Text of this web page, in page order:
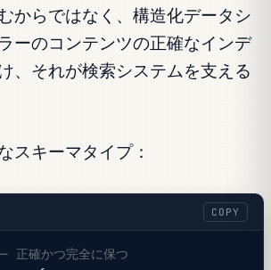
からではなく、構造化データシ
ーのコンテンツの正確なインデ
、それが検索システムを支える
スキーマタイプ：
COPY
確かつ完全に保つ